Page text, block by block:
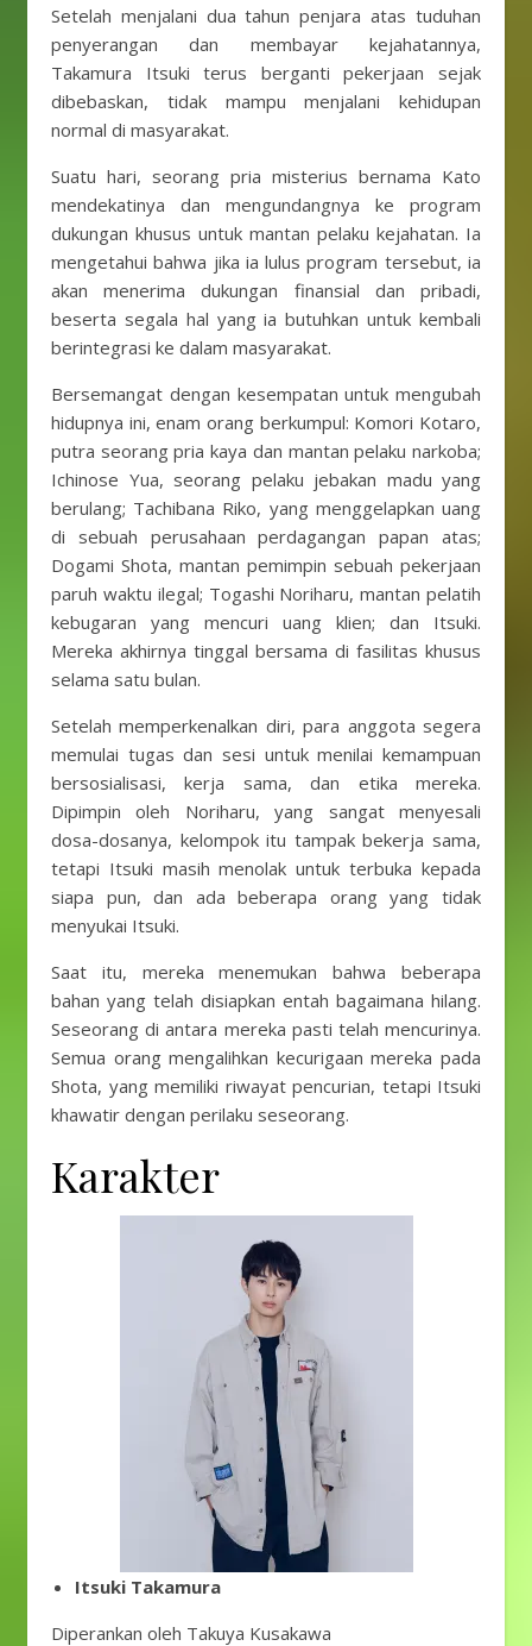
Setelah menjalani dua tahun penjara atas tuduhan
penyerangan dan membayar kejahatannya,
Takamura Itsuki terus berganti pekerjaan sejak
dibebaskan, tidak mampu menjalani kehidupan
normal di masyarakat.
Suatu hari, seorang pria misterius bernama Kato
mendekatinya dan mengundangnya ke program
dukungan khusus untuk mantan pelaku kejahatan. Ia
mengetahui bahwa jika ia lulus program tersebut, ia
akan menerima dukungan finansial dan pribadi,
beserta segala hal yang ia butuhkan untuk kembali
berintegrasi ke dalam masyarakat.
Bersemangat dengan kesempatan untuk mengubah
hidupnya ini, enam orang berkumpul: Komori Kotaro,
putra seorang pria kaya dan mantan pelaku narkoba;
Ichinose Yua, seorang pelaku jebakan madu yang
berulang; Tachibana Riko, yang menggelapkan uang
di sebuah perusahaan perdagangan papan atas;
Dogami Shota, mantan pemimpin sebuah pekerjaan
paruh waktu ilegal; Togashi Noriharu, mantan pelatih
kebugaran yang mencuri uang klien; dan Itsuki.
Mereka akhirnya tinggal bersama di fasilitas khusus
selama satu bulan.
Setelah memperkenalkan diri, para anggota segera
memulai tugas dan sesi untuk menilai kemampuan
bersosialisasi, kerja sama, dan etika mereka.
Dipimpin oleh Noriharu, yang sangat menyesali
dosa-dosanya, kelompok itu tampak bekerja sama,
tetapi Itsuki masih menolak untuk terbuka kepada
siapa pun, dan ada beberapa orang yang tidak
menyukai Itsuki.
Saat itu, mereka menemukan bahwa beberapa
bahan yang telah disiapkan entah bagaimana hilang.
Seseorang di antara mereka pasti telah mencurinya.
Semua orang mengalihkan kecurigaan mereka pada
Shota, yang memiliki riwayat pencurian, tetapi Itsuki
khawatir dengan perilaku seseorang.
Karakter
Itsuki Takamura
Diperankan oleh Takuya Kusakawa